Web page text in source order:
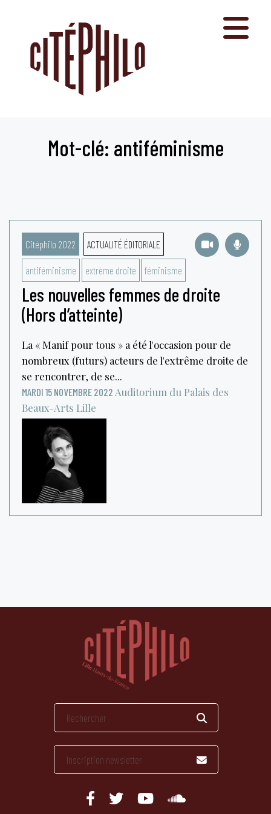
Mot-clé: antiféminisme
Citéphilo 2022 ACTUALITÉ ÉDITORIALE
antiféminisme extrème droite féminisme
Les nouvelles femmes de droite
(Hors d’atteinte)
La « Manif pour tous » a été l'occasion pour de
nombreux (futurs) acteurs de l'extrême droite de
se rencontrer, de se...
MARDI 15 NOVEMBRE 2022 Auditorium du Palais des
Beaux-Arts Lille